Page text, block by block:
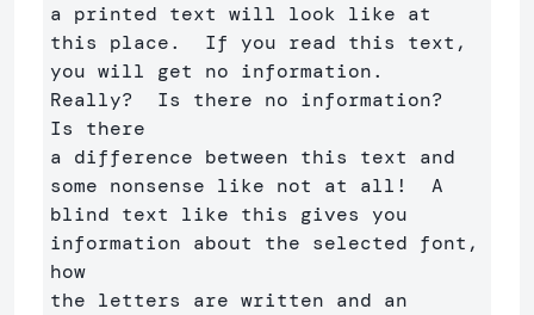
a printed text will look like at
this place.  If you read this text,
you will get no information.
Really?  Is there no information?
Is there
a difference between this text and
some nonsense like not at all!  A
blind text like this gives you
information about the selected font,
how
the letters are written and an